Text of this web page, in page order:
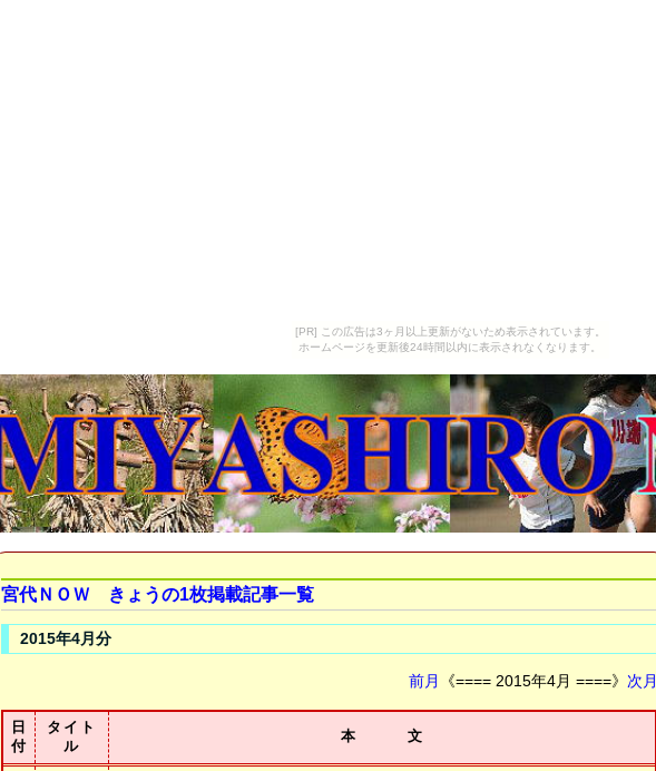
[PR] この広告は3ヶ月以上更新がないため表示されています。
ホームページを更新後24時間以内に表示されなくなります。
宮代ＮＯＷ きょうの1枚掲載記事一覧
2015年4月分
前月 《==== 2015年4月 ====》 次月
日
付
タイト
ル
本 文